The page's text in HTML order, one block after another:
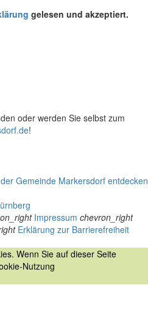
gelesen und akzeptiert.
oder werden Sie selbst zum
!
Impressum chevron_right
Erklärung zur Barrierefreiheit
Wenn Sie auf dieser Seite
Nutzung